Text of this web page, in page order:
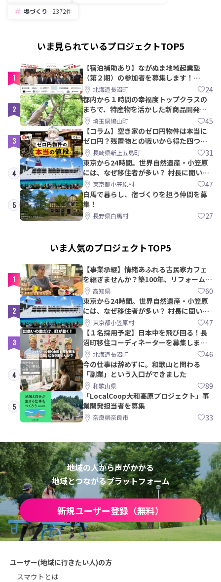
場づくり
2372件
いま見られているプロジェクトTOP5
1
【宿泊補助あり】ながぬま地域起業塾
（第２期）の参加者を募集します！
【8/21〆】
北海道長沼町 24
2
都内から１時間の幸福度トップクラスの
まちで、特産物を活かした新商品開発＆
PRメンバー募集！
埼玉県鳩山町 45
3
【コラム】空き家のゼロ円物件は本当に
ゼロ円？残置物との戦いから得た四つの
教訓｜新上五島町
長崎県新上五島町 31
4
東京から24時間。世界自然遺産・小笠原
には、なぜ移住者が多い？ 村長に聞いて
みた東京都小笠原村 47
5
白馬で暮らし、宿づくりを担う仲間を募
集！
長野県白馬村 27
いま人気のプロジェクトTOP5
1
【事業承継】情緒あふれる古民家カフェ
を継ぎませんか？築100年、リフォームか
ら約10年！
高知県 60
2
東京から24時間。世界自然遺産・小笠原
には、なぜ移住者が多い？ 村長に聞いて
みた東京都小笠原村 47
3
【１名採用予定】日本中を飛び回る！長
沼町移住コーディネーターを募集しま
す！北海道長沼町 46
4
今の仕事は辞めずに。和歌山と関わる
「副業」という入口ができました
和歌山県 89
5
「LocalCoop大和高原プロジェクト」事
業開発担当者を募集
奈良県奈良市 33
地域の人から声がかかる
地域とつながるプラットフォーム
新規ユーザー登録（無料）
ユーザー(地域に行きたい人)の方
スマウトとは